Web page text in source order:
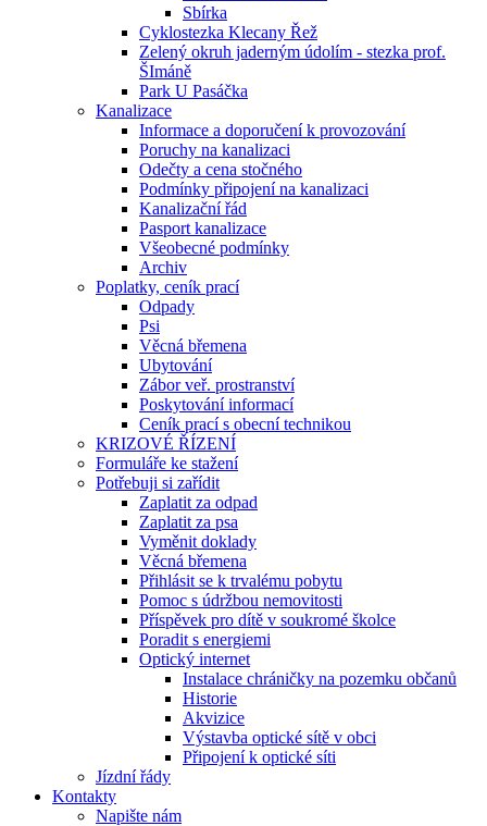
Sbírka
Cyklostezka Klecany Řež
Zelený okruh jaderným údolím - stezka prof.
ŠImáně
Park U Pasáčka
Kanalizace
Informace a doporučení k provozování
Poruchy na kanalizaci
Odečty a cena stočného
Podmínky připojení na kanalizaci
Kanalizační řád
Pasport kanalizace
Všeobecné podmínky
Archiv
Poplatky, ceník prací
Odpady
Psi
Věcná břemena
Ubytování
Zábor veř. prostranství
Poskytování informací
Ceník prací s obecní technikou
KRIZOVÉ ŘÍZENÍ
Formuláře ke stažení
Potřebuji si zařídit
Zaplatit za odpad
Zaplatit za psa
Vyměnit doklady
Věcná břemena
Přihlásit se k trvalému pobytu
Pomoc s údržbou nemovitosti
Příspěvek pro dítě v soukromé školce
Poradit s energiemi
Optický internet
Instalace chráničky na pozemku občanů
Historie
Akvizice
Výstavba optické sítě v obci
Připojení k optické síti
Jízdní řády
Kontakty
Napište nám